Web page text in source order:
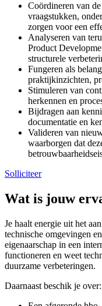
Coördineren van
vraagstukken,
zorgen voor een
Analyseren van
Product
structurele
Fungeren als
praktijkinzichten,
Stimuleren van
herkennen en
Bijdragen aan
documentatie en
Valideren van
waarborgen dat
Solliciteer
Wat is jouw
Je haalt energie uit het
technische omgevingen
eigenaarschap in een
functioneren en weet
duurzame verbeteringen.
Daarnaast beschik je over: